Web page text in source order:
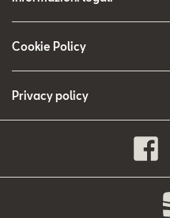
Cookie Policy
Privacy policy